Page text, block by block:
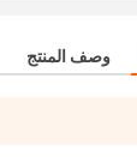
وصف المنتج